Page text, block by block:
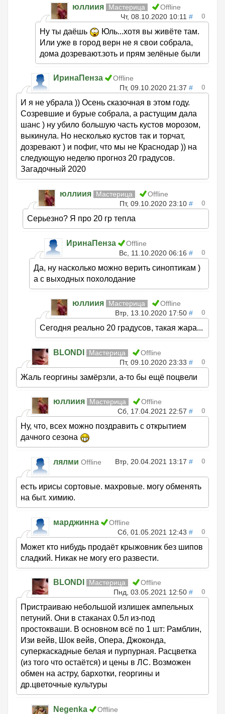
юллиия Мастерица
Offline
Чт, 08.10.2020 10:11 # 0
Ну ты даёшь
Юль...хотя вы живёте там.
Или уже в город верн не я свои собрала,
дома дозревают.зоть и прям зелёные были
ИринаПенза
Offline
Пт, 09.10.2020 21:37 # 0
И я не убрала )) Осень сказочная в этом году.
Созревшие и бурые собрала, а растущим дала
шанс ) ну убило большую часть кустов морозом,
выкинула. Но несколько кустов так и торчат,
дозревают ) и пофиг, что мы не Краснодар )) на
следующую неделю прогноз 20 градусов.
Загадочный 2020
юллиия Мастерица
Offline
Пт, 09.10.2020 23:10 # 0
Серьезно? Я про 20 гр тепла
ИринаПенза
Offline
Вс, 11.10.2020 06:16 # 0
Да, ну насколько можно верить синоптикам )
а с выходных похолодание
юллиия Мастерица
Offline
Втр, 13.10.2020 17:50 # 0
Сегодня реально 20 градусов, такая жара...
BLONDI Мастерица
Offline
Пт, 09.10.2020 23:33 # 0
Жаль георгины замёрзли, а-то бы ещё поцвели
юллиия Мастерица
Offline
Сб, 17.04.2021 22:57 # 0
Ну, что, всех можно поздравить с открытием
дачного сезона
лялми Offline Втр, 20.04.2021 13:17 # 0
есть ирисы сортовые. махровые. могу обменять
на быт. химию.
марджинна
Offline
Сб, 01.05.2021 12:43 # 0
Может кто нибудь продаёт крыжовник без шипов
сладкий. Никак не могу его развести.
BLONDI Мастерица
Offline
Пнд, 03.05.2021 12:50 # 0
Пристраиваю небольшой излишек ампельных
петуний. Они в стаканах 0.5л из-под
простокваши. В основном всё по 1 шт: Рамблин,
Изи вейв, Шок вейв, Опера, Джоконда,
суперкаскадные белая и пурпурная. Расцветка
(из того что остаётся) и цены в ЛС. Возможен
обмен на астру, бархотки, георгины и
др.цветочные культуры
Negenka
Offline